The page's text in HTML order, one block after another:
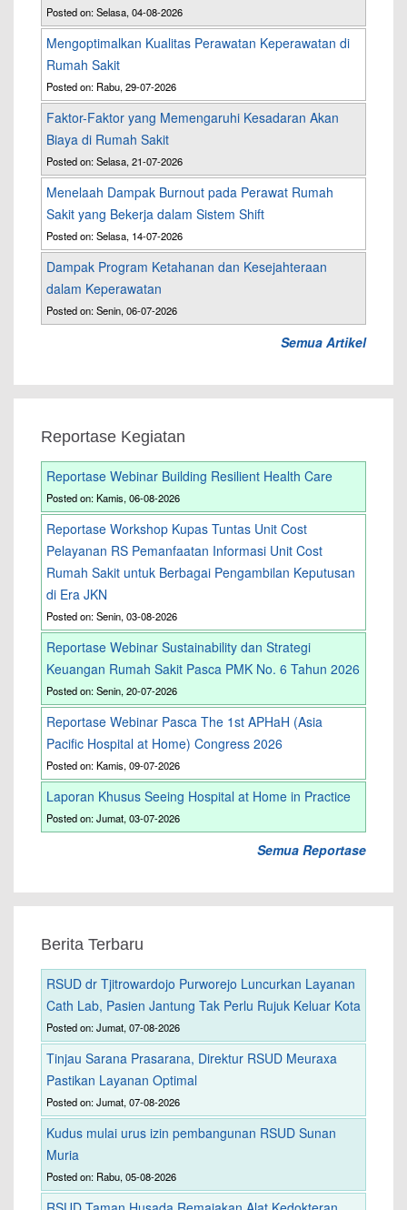
Posted on: Selasa, 04-08-2026
Mengoptimalkan Kualitas Perawatan Keperawatan di
Rumah Sakit
Posted on: Rabu, 29-07-2026
Faktor-Faktor yang Memengaruhi Kesadaran Akan
Biaya di Rumah Sakit
Posted on: Selasa, 21-07-2026
Menelaah Dampak Burnout pada Perawat Rumah
Sakit yang Bekerja dalam Sistem Shift
Posted on: Selasa, 14-07-2026
Dampak Program Ketahanan dan Kesejahteraan
dalam Keperawatan
Posted on: Senin, 06-07-2026
Semua Artikel
Reportase Kegiatan
Reportase Webinar Building Resilient Health Care
Posted on: Kamis, 06-08-2026
Reportase Workshop Kupas Tuntas Unit Cost
Pelayanan RS Pemanfaatan Informasi Unit Cost
Rumah Sakit untuk Berbagai Pengambilan Keputusan
di Era JKN
Posted on: Senin, 03-08-2026
Reportase Webinar Sustainability dan Strategi
Keuangan Rumah Sakit Pasca PMK No. 6 Tahun 2026
Posted on: Senin, 20-07-2026
Reportase Webinar Pasca The 1st APHaH (Asia
Pacific Hospital at Home) Congress 2026
Posted on: Kamis, 09-07-2026
Laporan Khusus Seeing Hospital at Home in Practice
Posted on: Jumat, 03-07-2026
Semua Reportase
Berita Terbaru
RSUD dr Tjitrowardojo Purworejo Luncurkan Layanan
Cath Lab, Pasien Jantung Tak Perlu Rujuk Keluar Kota
Posted on: Jumat, 07-08-2026
Tinjau Sarana Prasarana, Direktur RSUD Meuraxa
Pastikan Layanan Optimal
Posted on: Jumat, 07-08-2026
Kudus mulai urus izin pembangunan RSUD Sunan
Muria
Posted on: Rabu, 05-08-2026